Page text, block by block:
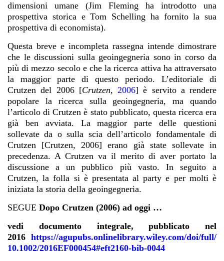
dimensioni umane (Jim Fleming ha introdotto una
prospettiva storica e Tom Schelling ha fornito la sua
prospettiva di economista).
Questa breve e incompleta rassegna intende dimostrare
che le discussioni sulla geoingegneria sono in corso da
più di mezzo secolo e che la ricerca attiva ha attraversato
la maggior parte di questo periodo. L’editoriale di
Crutzen del 2006 [Crutzen, 2006] è servito a rendere
popolare la ricerca sulla geoingegneria, ma quando
l’articolo di Crutzen è stato pubblicato, questa ricerca era
già ben avviata. La maggior parte delle questioni
sollevate da o sulla scia dell’articolo fondamentale di
Crutzen [Crutzen, 2006] erano già state sollevate in
precedenza. A Crutzen va il merito di aver portato la
discussione a un pubblico più vasto. In seguito a
Crutzen, la folla si è presentata al party e per molti è
iniziata la storia della geoingegneria.
SEGUE Dopo Crutzen (2006) ad oggi …
vedi documento integrale, pubblicato nel
2016 https://agupubs.onlinelibrary.wiley.com/doi/full/
10.1002/2016EF000454#eft2160-bib-0044